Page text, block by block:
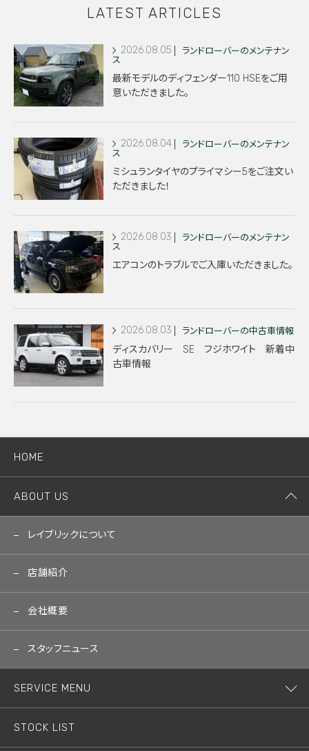
LATEST ARTICLES
2026.08.05
ランドローバーのメンテナン
ス
最新モデルのディフェンダー110 HSEをご用
意いただきました。
2026.08.04
ランドローバーのメンテナン
ス
ミシュランタイヤのプライマシー5をご注文い
ただきました！
2026.08.03
ランドローバーのメンテナン
ス
エアコンのトラブルでご入庫いただきました。
2026.08.03 ランドローバーの中古車情報
ディスカバリー SE フジホワイト 新着中
古車情報
HOME
ABOUT US
レイブリックについて
店舗紹介
会社概要
スタッフニュース
SERVICE MENU
STOCK LIST